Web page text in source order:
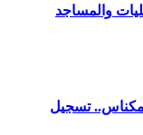
المصليات والمساجد
تسجيل